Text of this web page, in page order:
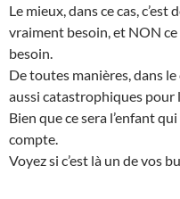
Le mieux, dans ce cas,
vraiment besoin, et NON
besoin.
De toutes manières, dans
aussi catastrophiques pour
Bien que ce sera l’enfant
compte.
Voyez si c’est là un de vos